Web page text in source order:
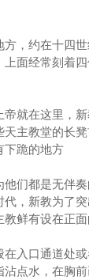
，约在十四
面经常刻着
就在这里，
主教堂的长
下跪的地方
们都是无伴
，新教为了突
鲜有设在正面
入口通道处
点水，在胸